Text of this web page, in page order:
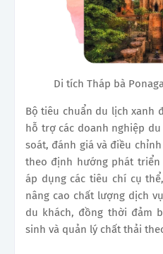
Di tích Tháp bà
Bộ tiêu chuẩn du lịch xanh
hỗ trợ các doanh nghiệp
soát, đánh giá và điều
theo định hướng phát triển
áp dụng các tiêu chí cụ
nâng cao chất lượng dịch
du khách, đồng thời đảm
sinh và quản lý chất thải